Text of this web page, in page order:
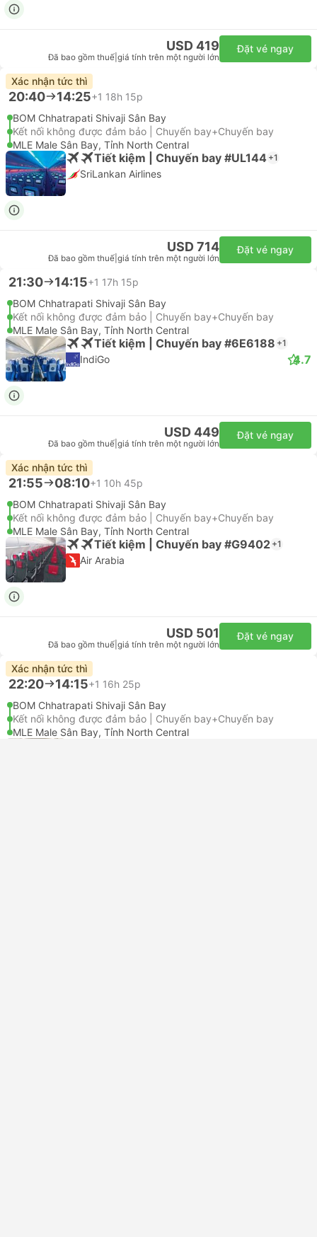
USD 419
Đã bao gồm thuế giá tính trên một người lớn
Đặt vé ngay
Xác nhận tức thì
20:40 14:25+1 18h 15p
BOM Chhatrapati Shivaji Sân Bay
Kết nối không được đảm bảo | Chuyến bay+Chuyến bay
MLE Male Sân Bay, Tỉnh North Central
Tiết kiệm | Chuyến bay #UL144 +1
SriLankan Airlines
USD 714
Đã bao gồm thuế giá tính trên một người lớn
Đặt vé ngay
21:30 14:15+1 17h 15p
BOM Chhatrapati Shivaji Sân Bay
Kết nối không được đảm bảo | Chuyến bay+Chuyến bay
MLE Male Sân Bay, Tỉnh North Central
Tiết kiệm | Chuyến bay #6E6188 +1
IndiGo 4.7
USD 449
Đã bao gồm thuế giá tính trên một người lớn
Đặt vé ngay
Xác nhận tức thì
21:55 08:10+1 10h 45p
BOM Chhatrapati Shivaji Sân Bay
Kết nối không được đảm bảo | Chuyến bay+Chuyến bay
MLE Male Sân Bay, Tỉnh North Central
Tiết kiệm | Chuyến bay #G9402 +1
Air Arabia
USD 501
Đã bao gồm thuế giá tính trên một người lớn
Đặt vé ngay
Xác nhận tức thì
22:20 14:15+1 16h 25p
BOM Chhatrapati Shivaji Sân Bay
Kết nối không được đảm bảo | Chuyến bay+Chuyến bay
MLE Male Sân Bay, Tỉnh North Central